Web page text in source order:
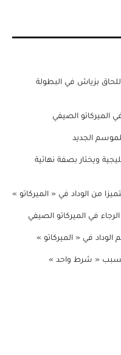
بزياش في البطولة
الميركاتو الصيفي
الجديد
ويختار بصفة نهائية
من الوداد في « الميركاتو »
في الميركاتو الصيفي
في « الميركاتو »
بسبب « شرط واحد »